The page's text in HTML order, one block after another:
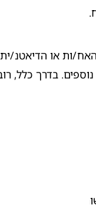
בדרך כלל,
רופא/ה בלבד.